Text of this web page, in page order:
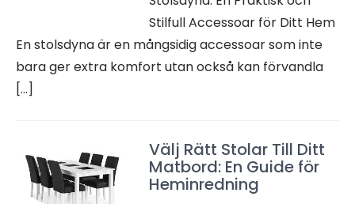
Stilfull Accessoar för Ditt Hem
En stolsdyna är en mångsidig accessoar som inte
bara ger extra komfort utan också kan förvandla
[…]
Välj Rätt Stolar Till Ditt
Matbord: En Guide för
Heminredning